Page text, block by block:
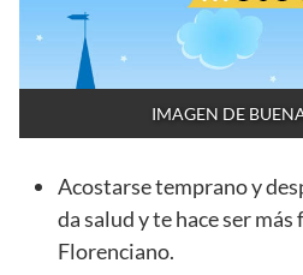
IMAGEN DE
Acostarse temprano y
da salud y te hace ser
Florenciano.